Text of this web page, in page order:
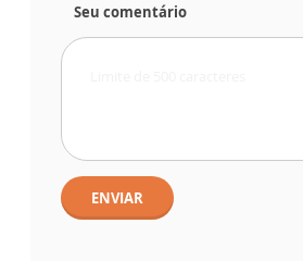
Seu comentário
ENVIAR